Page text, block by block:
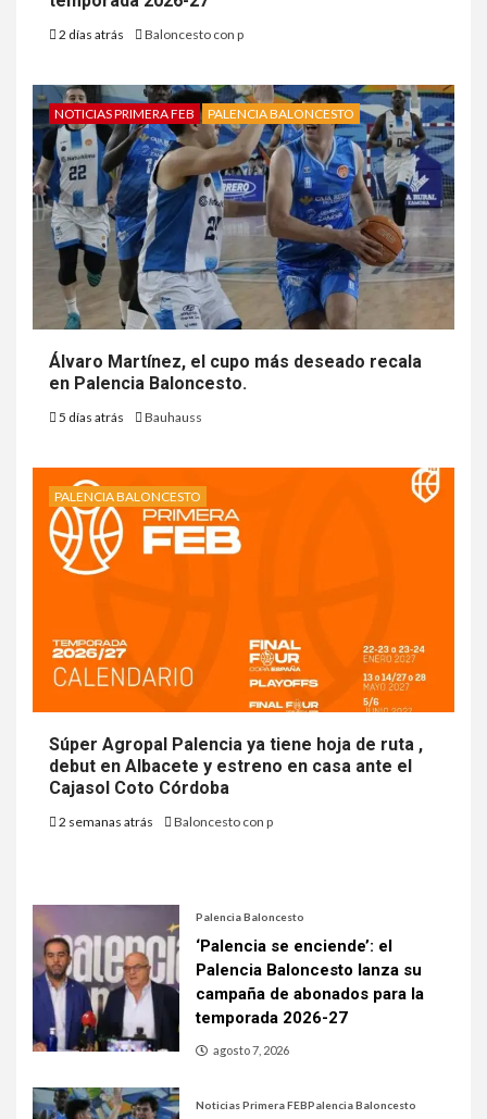
2 días atrás Baloncesto con p
NOTICIAS PRIMERA FEB PALENCIA BALONCESTO
Álvaro Martínez, el cupo más deseado recala
en Palencia Baloncesto.
5 días atrás Bauhauss
PALENCIA BALONCESTO
Súper Agropal Palencia ya tiene hoja de ruta ,
debut en Albacete y estreno en casa ante el
Cajasol Coto Córdoba
2 semanas atrás Baloncesto con p
Palencia Baloncesto
‘Palencia se enciende’: el
Palencia Baloncesto lanza su
campaña de abonados para la
temporada 2026-27
agosto 7, 2026
Noticias Primera FEBPalencia Baloncesto